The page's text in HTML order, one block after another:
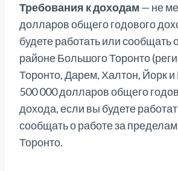
Требования к доходам — не
долларов общего годового
будете работать или сообщать
районе Большого Торонто
Торонто, Дарем, Халтон, Йорк
500 000 долларов общего
дохода, если вы будете
сообщать о работе за
Торонто.